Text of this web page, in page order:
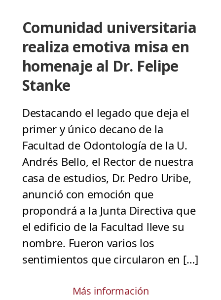
Comunidad universitaria
realiza emotiva misa en
homenaje al Dr. Felipe
Stanke
Destacando el legado que deja el
primer y único decano de la
Facultad de Odontología de la U.
Andrés Bello, el Rector de nuestra
casa de estudios, Dr. Pedro Uribe,
anunció con emoción que
propondrá a la Junta Directiva que
el edificio de la Facultad lleve su
nombre. Fueron varios los
sentimientos que circularon en […]
Más información